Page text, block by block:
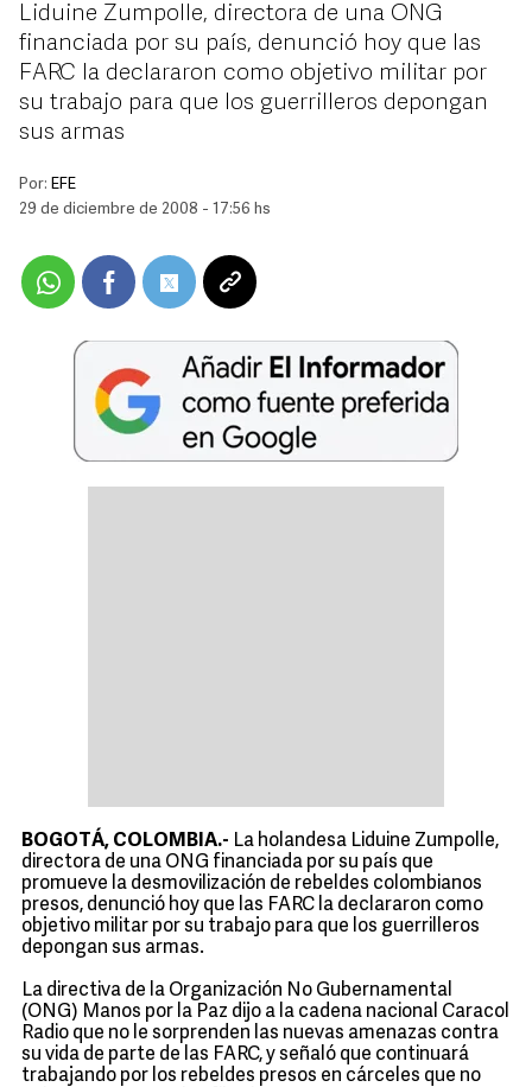
Liduine Zumpolle, directora de una ONG
financiada por su país, denunció hoy que las
FARC la declararon como objetivo militar por
su trabajo para que los guerrilleros depongan
sus armas
Por: EFE
29 de diciembre de 2008 - 17:56 hs
BOGOTÁ, COLOMBIA.- La holandesa Liduine Zumpolle,
directora de una ONG financiada por su país que
promueve la desmovilización de rebeldes colombianos
presos, denunció hoy que las FARC la declararon como
objetivo militar por su trabajo para que los guerrilleros
depongan sus armas.
La directiva de la Organización No Gubernamental
(ONG) Manos por la Paz dijo a la cadena nacional Caracol
Radio que no le sorprenden las nuevas amenazas contra
su vida de parte de las FARC, y señaló que continuará
trabajando por los rebeldes presos en cárceles que no